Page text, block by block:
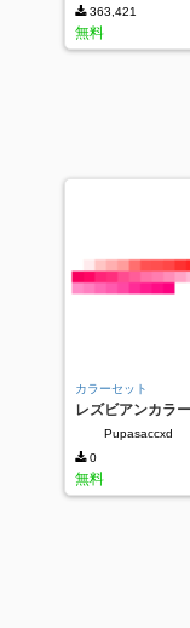
363,421
無料
カラーセット
レズビアンカラ
Pupasaccxd
0
無料